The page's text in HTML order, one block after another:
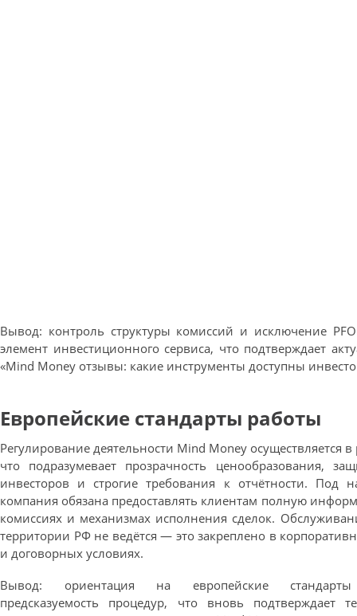
Вывод: контроль структуры комиссий и исключение
элемент инвестиционного сервиса, что подтверждает
«Mind Money отзывы: какие инструменты доступны
Европейские стандарты работы
Регулирование деятельности Mind Money осуществляется в
что подразумевает прозрачность ценообразования,
инвесторов и строгие требования к отчётности. Под
компания обязана предоставлять клиентам полную
комиссиях и механизмах исполнения сделок.
территории РФ не ведётся — это закреплено в
и договорных условиях.
Вывод: ориентация на европейские стандарты
предсказуемость процедур, что вновь подтверждает